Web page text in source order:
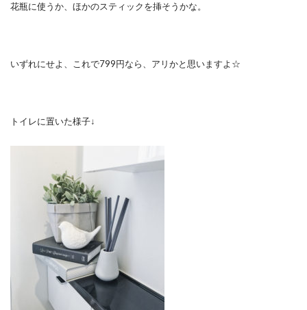
花瓶に使うか、ほかのスティックを挿そうかな。
いずれにせよ、これで799円なら、アリかと思いますよ☆
トイレに置いた様子↓